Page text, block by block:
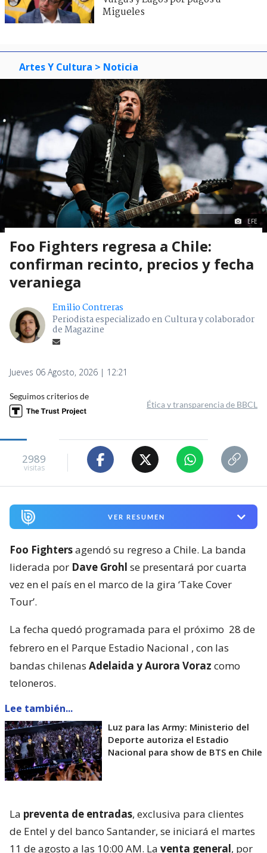
Migueles
Artes Y Cultura > Noticia
EFE
Foo Fighters regresa a Chile:
confirman recinto, precios y fecha
veraniega
Emilio Contreras
Periodista especializado en Cultura y colaborador
de Magazine
Jueves 06 Agosto, 2026 | 12:21
Seguimos criterios de
Ética y transparencia de BBCL
2989
visitas
VER RESUMEN
Foo Fightersagendó su regreso a Chile. La banda
liderada por Dave Grohl se presentará por cuarta
vez en el país en el marco de la gira ‘Take Cover
Tour’.
La fecha quedó programada para el próximo 28 de
febrero en el Parque Estadio Nacional , con las
bandas chilenas Adelaida y Aurora Voraz como
teloneros.
Lee también...
Luz para las Army: Ministerio del
Deporte autoriza el Estadio
Nacional para show de BTS en Chile
La preventa de entradas, exclusiva para clientes
de Entel y del banco Santander, se iniciará el martes
11 de agosto a las 10:00 AM. La venta general, por